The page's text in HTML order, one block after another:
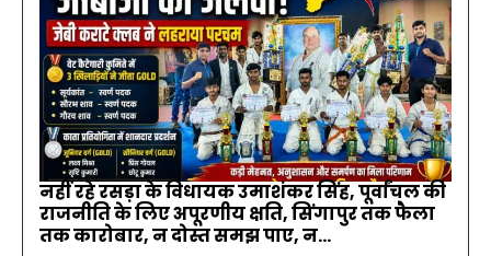
नहीं रहे रसड़ा के विधायक उमाशंकर सिंह, पूर्वांचल की
राजनीति के लिए अपूरणीय क्षति, सिंगापुर तक फैला
तक कारोबार, न दोस्त समझ पाए, न...